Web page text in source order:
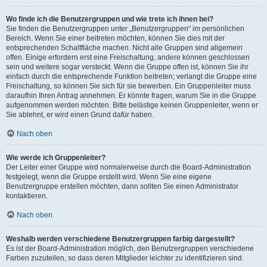
Wo finde ich die Benutzergruppen und wie trete ich ihnen bei?
Sie finden die Benutzergruppen unter „Benutzergruppen“ im persönlichen
Bereich. Wenn Sie einer beitreten möchten, können Sie dies mit der
entsprechenden Schaltfläche machen. Nicht alle Gruppen sind allgemein
offen. Einige erfordern erst eine Freischaltung, andere können geschlossen
sein und weitere sogar versteckt. Wenn die Gruppe offen ist, können Sie ihr
einfach durch die entsprechende Funktion beitreten; verlangt die Gruppe eine
Freischaltung, so können Sie sich für sie bewerben. Ein Gruppenleiter muss
daraufhin Ihren Antrag annehmen. Er könnte fragen, warum Sie in die Gruppe
aufgenommen werden möchten. Bitte belästige keinen Gruppenleiter, wenn er
Sie ablehnt, er wird einen Grund dafür haben.
Nach oben
Wie werde ich Gruppenleiter?
Der Leiter einer Gruppe wird normalerweise durch die Board-Administration
festgelegt, wenn die Gruppe erstellt wird. Wenn Sie eine eigene
Benutzergruppe erstellen möchten, dann sollten Sie einen Administrator
kontaktieren.
Nach oben
Weshalb werden verschiedene Benutzergruppen farbig dargestellt?
Es ist der Board-Administration möglich, den Benutzergruppen verschiedene
Farben zuzuteilen, so dass deren Mitglieder leichter zu identifizieren sind.